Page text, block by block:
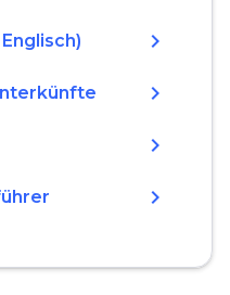
chevron_right
chevron_right
chevron_right
chevron_right